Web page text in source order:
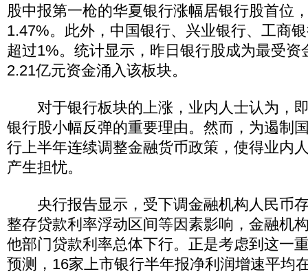
股中报第一枪的华夏银行涨幅居银行股首位
1.47%。此外，中国银行、兴业银行、工商
超过1%。统计显示，昨日银行股成为最受资
2.21亿元资金涌入该板块。
对于银行板块的上涨，业内人士认为，
银行股小幅反弹的重要理由。然而，为遏制
行上半年连续调整金融货币政策，使得业内
产生担忧。
央行报告显示，受下调金融机构人民币
整存贷款利率浮动区间等因素影响，金融机
他部门贷款利率总体下行。正是考虑到这一
预测，16家上市银行半年报净利润增速平均